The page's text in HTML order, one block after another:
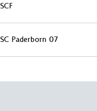
SCF
SC Paderborn 07